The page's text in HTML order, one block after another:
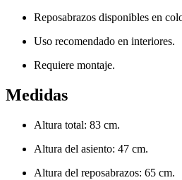
Reposabrazos disponibles en
Uso recomendado en interiores.
Requiere montaje.
Medidas
Altura total: 83 cm.
Altura del asiento: 47 cm.
Altura del reposabrazos: 65 cm.